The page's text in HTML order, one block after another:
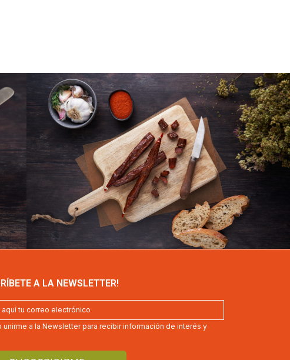
A LA NEWSLETTER!
unirme a la Newsletter para recibir información de interés y